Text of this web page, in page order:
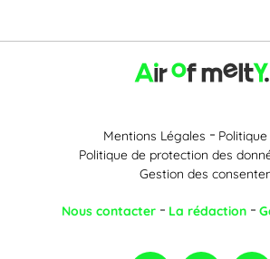
Mentions Légales
Politique de protection des
Gestion des
Nous contacter La rédaction